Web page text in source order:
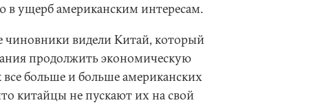
в ущерб американским интересам.
чиновники видели Китай, который
продолжить экономическую
больше и больше американских
китайцы не пускают их на свой